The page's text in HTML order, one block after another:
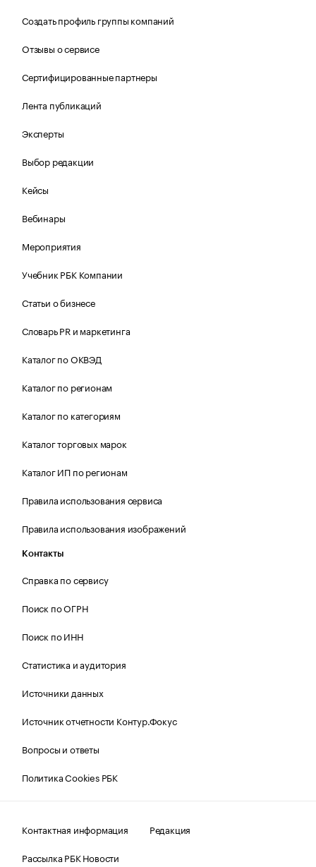
Создать профиль группы компаний
Отзывы о сервисе
Сертифицированные партнеры
Лента публикаций
Эксперты
Выбор редакции
Кейсы
Вебинары
Мероприятия
Учебник РБК Компании
Статьи о бизнесе
Словарь PR и маркетинга
Каталог по ОКВЭД
Каталог по регионам
Каталог по категориям
Каталог торговых марок
Каталог ИП по регионам
Правила использования сервиса
Правила использования изображений
Контакты
Справка по сервису
Поиск по ОГРН
Поиск по ИНН
Статистика и аудитория
Источники данных
Источник отчетности Контур.Фокус
Вопросы и ответы
Политика Cookies РБК
Контактная информация
Редакция
Рассылка РБК Новости